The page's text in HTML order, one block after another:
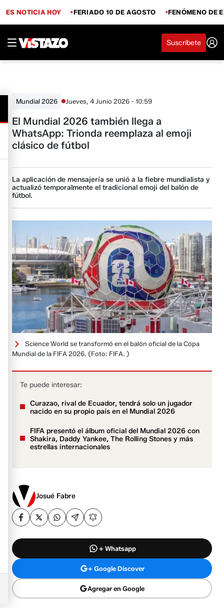
ES NOTICIA HOY FERIADO 10 DE AGOSTO FENÓMENO DE
Suscríbete
Mundial 2026 Jueves, 4 Junio 2026 - 10:59
El Mundial 2026 también llega a
WhatsApp: Trionda reemplaza al emoji
clásico de fútbol
La aplicación de mensajería se unió a la fiebre mundialista y
actualizó temporalmente el tradicional emoji del balón de
fútbol.
Science World se transformó en el balón oficial de la Copa
Mundial de la FIFA 2026. (Foto: FIFA. )
Te puede interesar:
Curazao, rival de Ecuador, tendrá solo un jugador
nacido en su propio país en el Mundial 2026
FIFA presentó el álbum oficial del Mundial 2026 con
Shakira, Daddy Yankee, The Rolling Stones y más
estrellas internacionales
Josué Fabre
+ Whatsapp
+ Google Discover
Agregar en Google